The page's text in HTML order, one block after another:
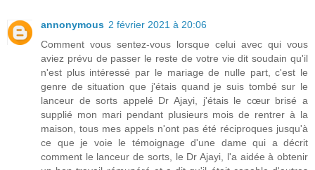
annonymous 2 février 2021 à 20:06
Comment vous sentez-vous lorsque celui avec qui vous
aviez prévu de passer le reste de votre vie dit soudain qu'il
n'est plus intéressé par le mariage de nulle part, c'est le
genre de situation que j'étais quand je suis tombé sur le
lanceur de sorts appelé Dr Ajayi, j'étais le cœur brisé a
supplié mon mari pendant plusieurs mois de rentrer à la
maison, tous mes appels n'ont pas été réciproques jusqu'à
ce que je voie le témoignage d'une dame qui a décrit
comment le lanceur de sorts, le Dr Ajayi, l'a aidée à obtenir